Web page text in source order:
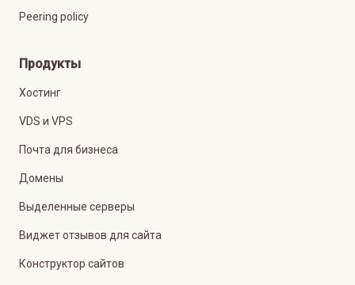
Peering policy
Продукты
Хостинг
VDS и VPS
Почта для бизнеса
Домены
Выделенные серверы
Виджет отзывов для сайта
Конструктор сайтов